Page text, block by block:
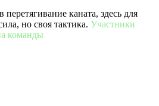
перетягивание каната, здесь для
но своя тактика. Участники
команды